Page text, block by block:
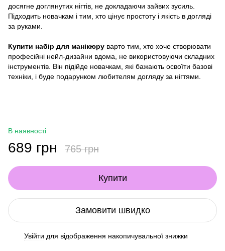
досягне доглянутих нігтів, не докладаючи зайвих зусиль.
Підходить новачкам і тим, хто цінує простоту і якість в догляді
за руками.
Купити набір для манікюру варто тим, хто хоче створювати
професійні нейл-дизайни вдома, не використовуючи складних
інструментів. Він підійде новачкам, які бажають освоїти базові
техніки, і буде подарунком любителям догляду за нігтями.
В наявності
689 грн 765 грн
Купити
Замовити швидко
Увійти для відображення накопичувальної знижки